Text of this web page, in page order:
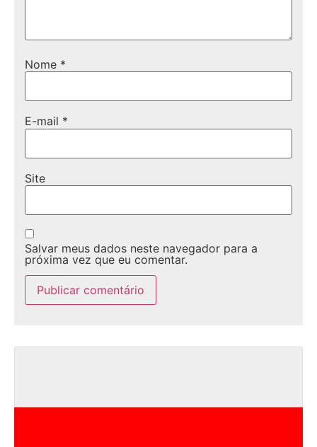
Nome *
E-mail *
Site
Salvar meus dados neste navegador para a
próxima vez que eu comentar.